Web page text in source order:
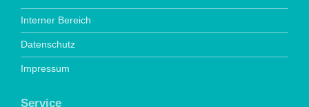
Interner Bereich
Datenschutz
Impressum
Service